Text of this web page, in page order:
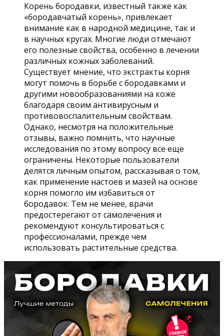
Корень бородавки, известный также как
«бородавчатый корень», привлекает
внимание как в народной медицине, так и
в научных кругах. Многие люди отмечают
его полезные свойства, особенно в лечении
различных кожных заболеваний.
Существует мнение, что экстракты корня
могут помочь в борьбе с бородавками и
другими новообразованиями на коже
благодаря своим антивирусным и
противовоспалительным свойствам.
Однако, несмотря на положительные
отзывы, важно помнить, что научные
исследования по этому вопросу все еще
ограничены. Некоторые пользователи
делятся личным опытом, рассказывая о том,
как применение настоев и мазей на основе
корня помогло им избавиться от
бородавок. Тем не менее, врачи
предостерегают от самолечения и
рекомендуют консультироваться с
профессионалами, прежде чем
использовать растительные средства.